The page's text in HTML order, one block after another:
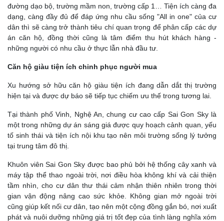
đường dạo bộ, trường mầm non, trường cấp 1… Tiện ích càng đa
dạng, càng đầy đủ để đáp ứng nhu cầu sống "All in one" của cư
dân thì sẽ càng trở thành tiêu chí quan trọng để phân cấp các dự
án căn hộ, đồng thời cũng là tâm điểm thu hút khách hàng -
những người có nhu cầu ở thực lẫn nhà đầu tư.
Căn hộ giàu tiện ích chinh phục người mua
Xu hướng sở hữu căn hộ giàu tiện ích đang dẫn dắt thị trường
hiện tại và được dự báo sẽ tiếp tục chiếm ưu thế trong tương lai.
Tại thành phố Vinh, Nghệ An, chung cư cao cấp Sai Gon Sky là
một trong những dự án sáng giá được quy hoạch cảnh quan, yếu
tố sinh thái và tiện ích nội khu tạo nên môi trường sống lý tưởng
tại trung tâm đô thị.
Khuôn viên Sai Gon Sky được bao phủ bởi hệ thống cây xanh và
máy tập thể thao ngoài trời, nơi điều hòa không khí và cải thiện
tầm nhìn, cho cư dân thư thái cảm nhận thiên nhiên trong thời
gian vận động nâng cao sức khỏe. Không gian mở ngoài trời
cũng giúp kết nối cư dân, tạo nên một cộng đồng gắn bó, nơi xuất
phát và nuôi dưỡng những giá trị tốt đẹp của tình làng nghĩa xóm